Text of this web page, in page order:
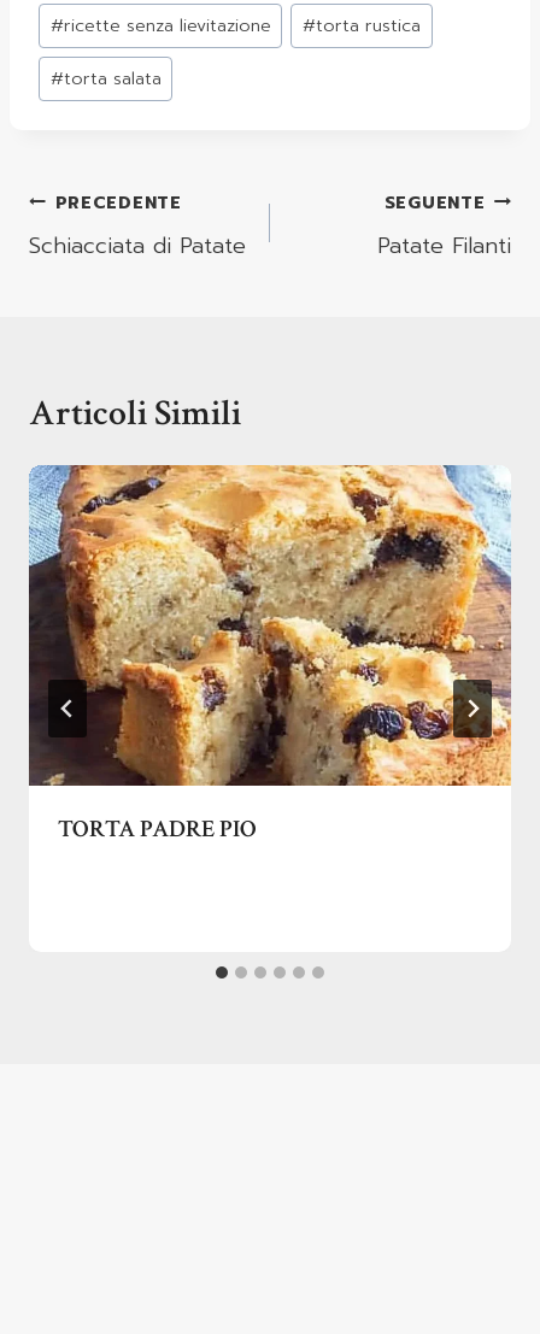
#ricette senza lievitazione #torta rustica
#torta salata
Navigazione
Articoli
PRECEDENTE
Schiacciata di Patate
SEGUENTE
Patate Filanti
Articoli Simili
TORTA PADRE PIO